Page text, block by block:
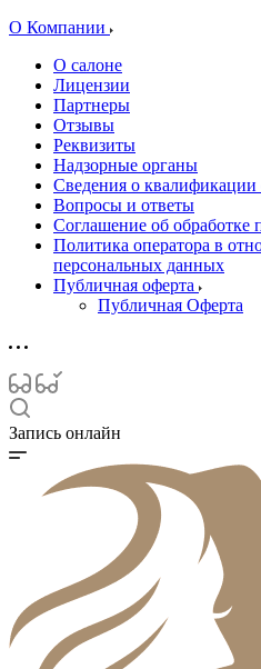
О Компании
О салоне
Лицензии
Партнеры
Отзывы
Реквизиты
Надзорные органы
Сведения о квалификации
Вопросы и ответы
Соглашение об обработке
Политика оператора в
персональных данных
Публичная оферта
Публичная Оферта
Запись онлайн